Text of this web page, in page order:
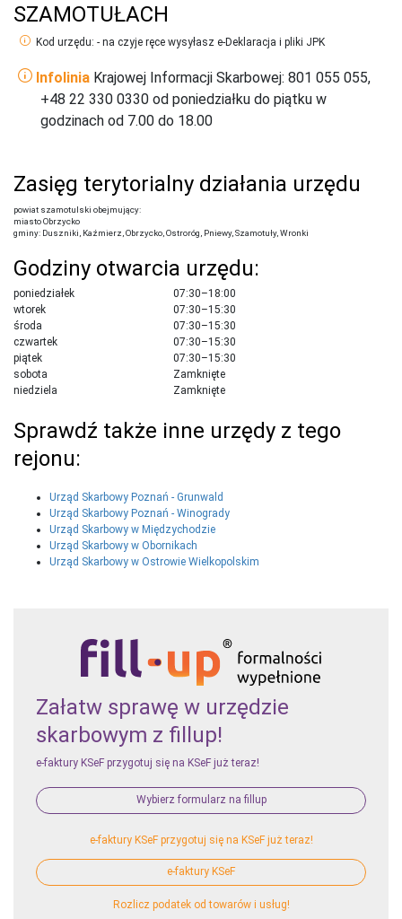
SZAMOTUŁACH
Kod urzędu: - na czyje ręce wysyłasz e-Deklaracja i pliki JPK
Infolinia Krajowej Informacji Skarbowej: 801 055 055,
+48 22 330 0330 od poniedziałku do piątku w
godzinach od 7.00 do 18.00
Zasięg terytorialny działania urzędu
powiat szamotulski obejmujący:
miasto Obrzycko
gminy: Duszniki, Kaźmierz, Obrzycko, Ostroróg, Pniewy, Szamotuły, Wronki
Godziny otwarcia urzędu:
poniedziałek
07:30–18:00
wtorek
07:30–15:30
środa
07:30–15:30
czwartek
07:30–15:30
piątek
07:30–15:30
sobota
Zamknięte
niedziela
Zamknięte
Sprawdź także inne urzędy z tego
rejonu:
Urząd Skarbowy Poznań - Grunwald
Urząd Skarbowy Poznań - Winogrady
Urząd Skarbowy w Międzychodzie
Urząd Skarbowy w Obornikach
Urząd Skarbowy w Ostrowie Wielkopolskim
Załatw sprawę w urzędzie
skarbowym z fillup!
e-faktury KSeF przygotuj się na KSeF już teraz!
Wybierz formularz na fillup
e-faktury KSeF przygotuj się na KSeF już teraz!
e-faktury KSeF
Rozlicz podatek od towarów i usług!